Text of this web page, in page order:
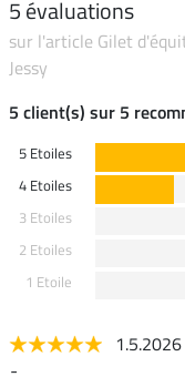
5 évaluations
sur l'article Gilet
Jessy
5 client(s) sur 5
5 Etoiles
4 Etoiles
3 Etoiles
2 Etoiles
1 Etoile
1.5.2026
-